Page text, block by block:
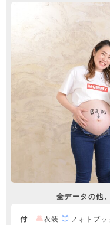
全データの他
付
衣装 フォトブッ